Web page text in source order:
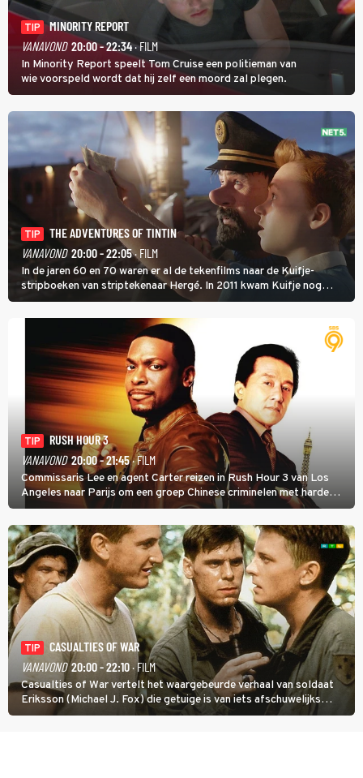
TIP
MINORITY REPORT
VANAVOND 20:00 - 22:34· FILM
In Minority Report speelt Tom Cruise een politieman van
wie voorspeld wordt dat hij zelf een moord zal plegen.
TIP
THE ADVENTURES OF TINTIN
VANAVOND 20:00 - 22:05· FILM
In de jaren 60 en 70 waren er al de tekenfilms naar de Kuifje-
stripboeken van striptekenaar Hergé. In 2011 kwam Kuifje nog
meer tot leven in The Adventures of Tintin van Steven Spielberg.
TIP
RUSH HOUR 3
VANAVOND 20:00 - 21:45· FILM
Commissaris Lee en agent Carter reizen in Rush Hour 3 van Los
Angeles naar Parijs om een groep Chinese criminelen met harde
hand aan te pakken.
TIP
CASUALTIES OF WAR
VANAVOND 20:00 - 22:10· FILM
Casualties of War vertelt het waargebeurde verhaal van soldaat
Eriksson (Michael J. Fox) die getuige is van iets afschuwelijks
tijdens de Vietnamoorlog. Hij besluit uit de school te klappen.